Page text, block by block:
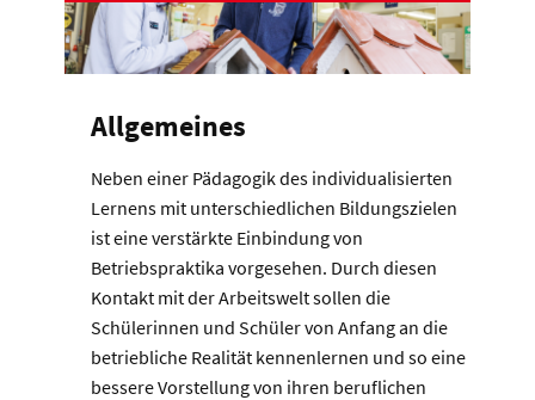
Allgemeines
Neben einer Pädagogik des individualisierten
Lernens mit unterschiedlichen Bildungszielen
ist eine verstärkte Einbindung von
Betriebspraktika vorgesehen. Durch diesen
Kontakt mit der Arbeitswelt sollen die
Schülerinnen und Schüler von Anfang an die
betriebliche Realität kennenlernen und so eine
bessere Vorstellung von ihren beruflichen